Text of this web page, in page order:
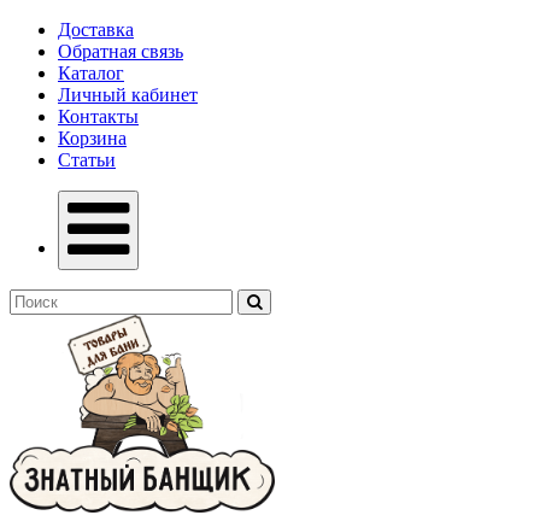
Доставка
Обратная связь
Каталог
Личный кабинет
Контакты
Корзина
Статьи